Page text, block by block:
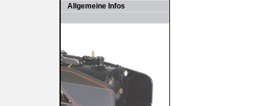
Allgemeine Infos